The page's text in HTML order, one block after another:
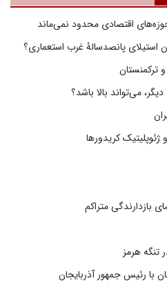
اقتصادی محدود نمی‌ماند
استیلای پانصدسالۀ غرب استعماری؟
ترکمنستان
می‌تواند بالا باشد؟
کریدورها
بازدارندگی متراکم
تنگه هرمز
با رئیس جمهور آذربایجان